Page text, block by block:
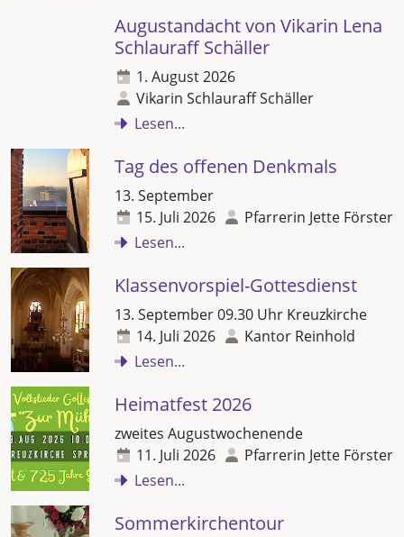
Augustandacht von Vikarin Lena
Schlauraff Schäller
1. August 2026
Vikarin Schlauraff Schäller
Lesen...
Tag des offenen Denkmals
13. September
15. Juli 2026
Pfarrerin Jette Förster
Lesen...
Klassenvorspiel-Gottesdienst
13. September 09.30 Uhr Kreuzkirche
14. Juli 2026
Kantor Reinhold
Lesen...
Heimatfest 2026
zweites Augustwochenende
11. Juli 2026
Pfarrerin Jette Förster
Lesen...
Sommerkirchentour